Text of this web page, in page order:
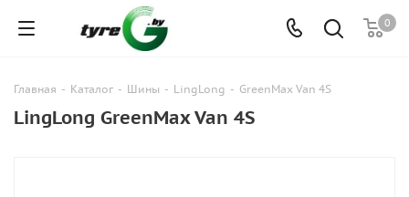
0
Главная - Каталог - Шины - LingLong - GreenMax Van 4S
LingLong GreenMax Van 4S